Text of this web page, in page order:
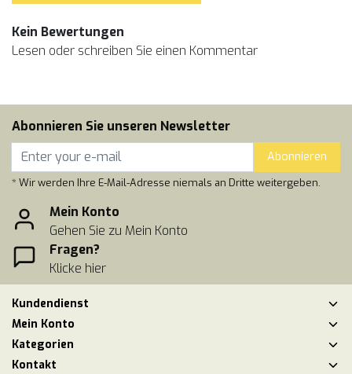
Kein Bewertungen
Lesen oder schreiben Sie einen Kommentar
Abonnieren Sie unseren Newsletter
Abonnieren
* Wir werden Ihre E-Mail-Adresse niemals an Dritte weitergeben.
Mein Konto
Gehen Sie zu Mein Konto
Fragen?
Klicke hier
Kundendienst
Mein Konto
Kategorien
Kontakt